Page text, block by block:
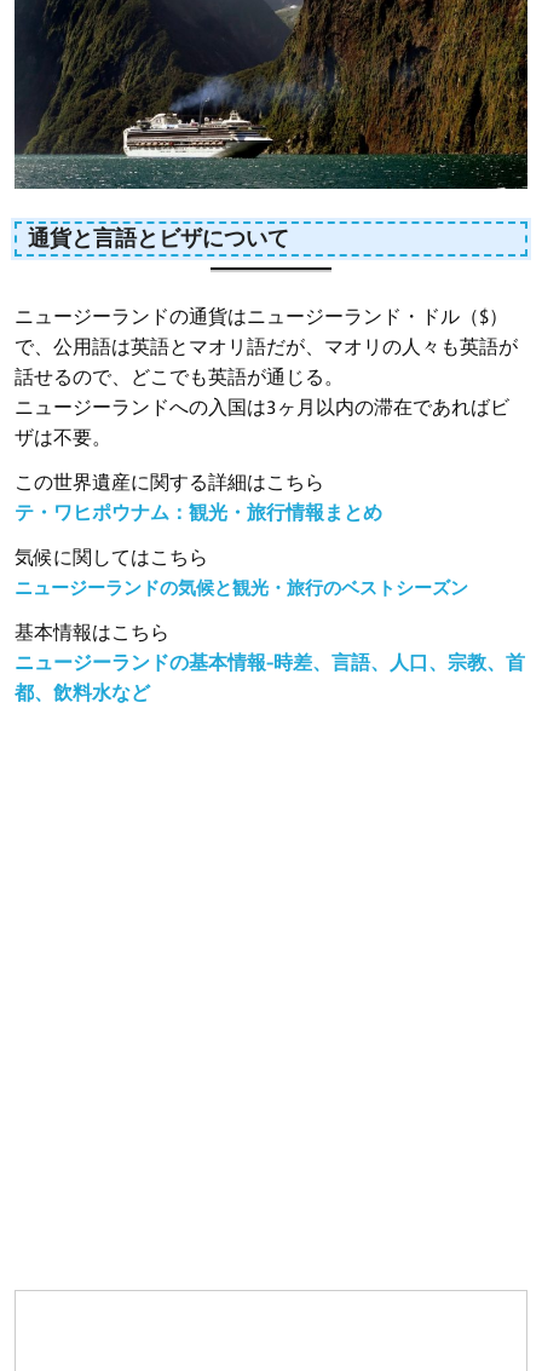
通貨と言語とビザについて
ニュージーランドの通貨はニュージーランド・ドル（$）
で、公用語は英語とマオリ語だが、マオリの人々も英語が
話せるので、どこでも英語が通じる。
ニュージーランドへの入国は3ヶ月以内の滞在であればビ
ザは不要。
この世界遺産に関する詳細はこちら
テ・ワヒポウナム：観光・旅行情報まとめ
気候に関してはこちら
ニュージーランドの気候と観光・旅行のベストシーズン
基本情報はこちら
ニュージーランドの基本情報-時差、言語、人口、宗教、首
都、飲料水など